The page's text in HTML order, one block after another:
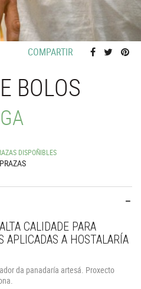
COMPARTIR
BOLOS
DISPOÑIBLES
CALIDADE PARA
APLICADAS A HOSTALARÍA
da panadaría artesá. Proxecto